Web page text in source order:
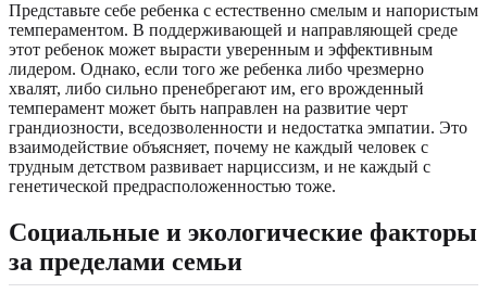
Представьте себе ребенка с естественно смелым и напористым
темпераментом. В поддерживающей и направляющей среде
этот ребенок может вырасти уверенным и эффективным
лидером. Однако, если того же ребенка либо чрезмерно
хвалят, либо сильно пренебрегают им, его врожденный
темперамент может быть направлен на развитие черт
грандиозности, вседозволенности и недостатка эмпатии. Это
взаимодействие объясняет, почему не каждый человек с
трудным детством развивает нарциссизм, и не каждый с
генетической предрасположенностью тоже.
Социальные и экологические факторы
за пределами семьи